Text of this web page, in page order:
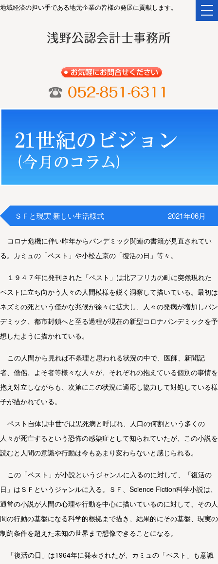
地域経済の担い手である地元企業の皆様の発展に貢献します。
ＳＦと現実 新しい生活様式 2021年06月
コロナ危機に伴い昨年からパンデミック関連の書籍が見直されてい
る。カミュの「ペスト」や小松左京の「復活の日」等々。
１９４７年に発刊された「ペスト」は北アフリカの町に突然現れた
ペストに立ち向かう人々の人間模様を鋭く洞察して描いている。最初は
ネズミの死という僅かな兆候が徐々に拡大し、人々の発病が増加しパン
デミック、都市封鎖へと至る過程が現在の新型コロナパンデミックを予
想したように描かれている。
この人間から見れば不条理と思われる状況の中で、医師、新聞記
者、僧侶、よそ者等様々な人々が、それぞれの抱えている個別の事情を
抱え対立しながらも、次第にこの状況に適応し協力して対処している様
子が描かれている。
ペスト自体は中世では黒死病と呼ばれ、人口の何割という多くの
人々が死亡するという恐怖の感染症として知られていたが、この小説を
読むと人間の意識や行動は今もあまり変わらないと感じられる。
この「ペスト」が小説というジャンルに入るのに対して、「復活の
日」はＳＦというジャンルに入る。ＳＦ、Science Fiction科学小説は、
通常の小説が人間の心理や行動を中心に描いているのに対して、その人
間の行動の基盤になる科学的根拠まで描き、結果的にその基盤、現実の
制約条件を超えた未知の世界まで想像できることになる。
「復活の日」は1964年に発表されたが、カミュの「ペスト」も意識